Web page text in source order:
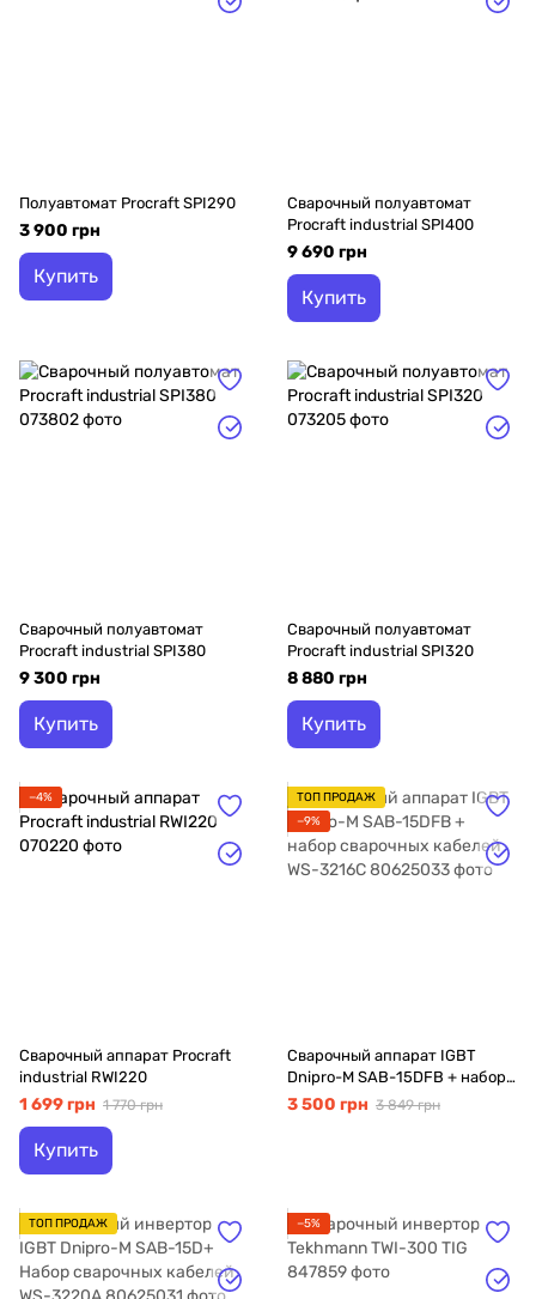
Полуавтомат Procraft SPI290
3 900 грн
Купить
Сварочный полуавтомат
Procraft industrial SPI400
9 690 грн
Купить
Сварочный полуавтомат
Procraft industrial SPI380
9 300 грн
Купить
Сварочный полуавтомат
Procraft industrial SPI320
8 880 грн
Купить
−4%
Сварочный аппарат Procraft
industrial RWI220
1 699 грн 1 770 грн
Купить
ТОП ПРОДАЖ
−9%
Сварочный аппарат IGBT
Dnipro-M SAB-15DFB + набор
сварочных кабелей WS-3216C
3 500 грн 3 849 грн
ТОП ПРОДАЖ −5%